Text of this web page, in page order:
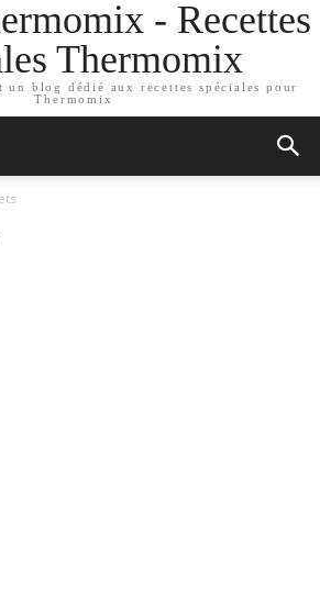
- Recettes
Thermomix
un blog dédié aux recettes spéciales pour
Thermomix